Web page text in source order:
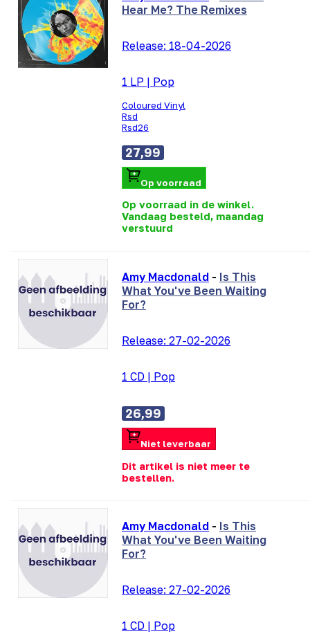
Hear Me? The Remixes
Release: 18-04-2026
1 LP | Pop
Coloured Vinyl
Rsd
Rsd26
27,99
Op voorraad
Op voorraad in de winkel.
Vandaag besteld, maandag
verstuurd
Amy Macdonald - Is This
What You've Been Waiting
For?
Release: 27-02-2026
1 CD | Pop
26,99
Niet leverbaar
Dit artikel is niet meer te
bestellen.
Amy Macdonald - Is This
What You've Been Waiting
For?
Release: 27-02-2026
1 CD | Pop